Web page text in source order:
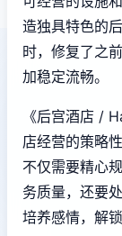
造独具特色的
时，修复了之
加稳定流畅。
《后宫酒店 /
店经营的策略
不仅需要精心
务质量，还要
培养感情，解